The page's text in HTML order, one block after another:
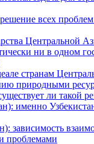
всех
Центральной
ни в одном
странам
природными
ли такой
именно
зависимость
проблемами